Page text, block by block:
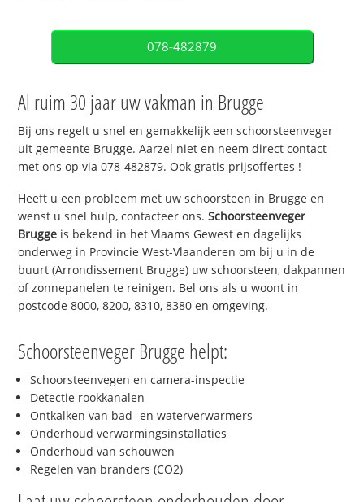
078-482879
Al ruim 30 jaar uw vakman in Brugge
Bij ons regelt u snel en gemakkelijk een schoorsteenveger
uit gemeente Brugge. Aarzel niet en neem direct contact
met ons op via 078-482879. Ook gratis prijsoffertes !
Heeft u een probleem met uw schoorsteen in Brugge en
wenst u snel hulp, contacteer ons.Schoorsteenveger
Brugge is bekend in het Vlaams Gewest en dagelijks
onderweg in Provincie West-Vlaanderen om bij u in de
buurt (Arrondissement Brugge) uw schoorsteen, dakpannen
of zonnepanelen te reinigen. Bel ons als u woont in
postcode 8000, 8200, 8310, 8380 en omgeving.
Schoorsteenveger Brugge helpt:
Schoorsteenvegen en camera-inspectie
Detectie rookkanalen
Ontkalken van bad- en waterverwarmers
Onderhoud verwarmingsinstallaties
Onderhoud van schouwen
Regelen van branders (CO2)